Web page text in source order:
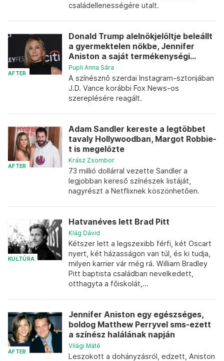
családellenességére utalt.
AFTER
Donald Trump alelnökjelöltje beleállt
a gyermektelen nőkbe, Jennifer
Aniston a saját termékenységi...
Pupli Anna Sára
A színésznő szerdai Instagram-sztorijában
J.D. Vance korábbi Fox News-os
szereplésére reagált.
AFTER
Adam Sandler kereste a legtöbbet
tavaly Hollywoodban, Margot Robbie-
t is megelőzte
Krász Zsombor
73 millió dollárral vezette Sandler a
legjobban kereső színészek listáját,
nagyrészt a Netflixnek köszönhetően.
KULTÚRA
Hatvanéves lett Brad Pitt
Klág Dávid
Kétszer lett a legszexibb férfi, két Oscart
nyert, két házasságon van túl, és ki tudja,
milyen karrier vár még rá. William Bradley
Pitt baptista családban nevelkedett,
otthagyta a főiskolát,...
AFTER
Jennifer Aniston egy egészséges,
boldog Matthew Perryvel sms-ezett
a színész halálának napján
Világi Máté
Leszokott a dohányzásról, edzett, Aniston